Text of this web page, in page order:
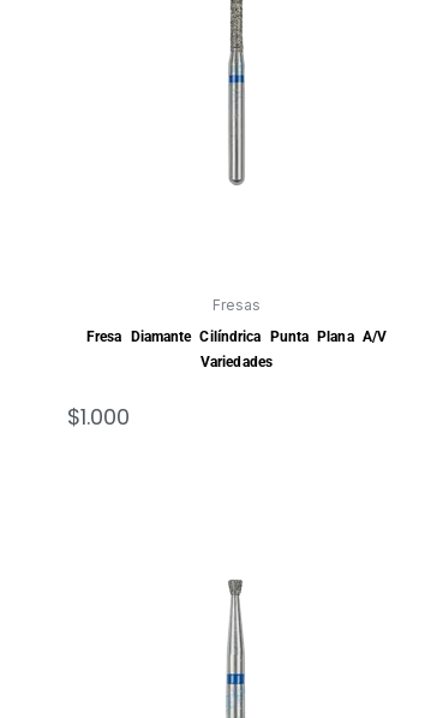
Fresas
Fresa Diamante Cilíndrica Punta Plana A/V
Variedades
$1.000